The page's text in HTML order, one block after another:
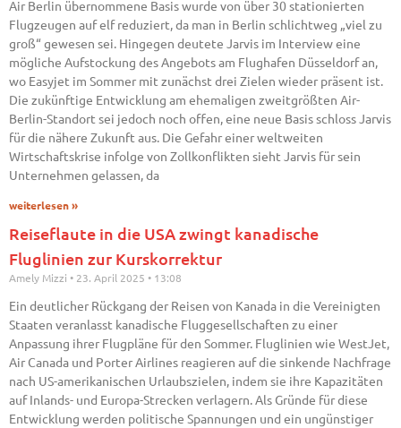
Air Berlin übernommene Basis wurde von über 30 stationierten
Flugzeugen auf elf reduziert, da man in Berlin schlichtweg „viel zu
groß“ gewesen sei. Hingegen deutete Jarvis im Interview eine
mögliche Aufstockung des Angebots am Flughafen Düsseldorf an,
wo Easyjet im Sommer mit zunächst drei Zielen wieder präsent ist.
Die zukünftige Entwicklung am ehemaligen zweitgrößten Air-
Berlin-Standort sei jedoch noch offen, eine neue Basis schloss Jarvis
für die nähere Zukunft aus. Die Gefahr einer weltweiten
Wirtschaftskrise infolge von Zollkonflikten sieht Jarvis für sein
Unternehmen gelassen, da
weiterlesen »
Reiseflaute in die USA zwingt kanadische
Fluglinien zur Kurskorrektur
Amely Mizzi 23. April 2025 13:08
Ein deutlicher Rückgang der Reisen von Kanada in die Vereinigten
Staaten veranlasst kanadische Fluggesellschaften zu einer
Anpassung ihrer Flugpläne für den Sommer. Fluglinien wie WestJet,
Air Canada und Porter Airlines reagieren auf die sinkende Nachfrage
nach US-amerikanischen Urlaubszielen, indem sie ihre Kapazitäten
auf Inlands- und Europa-Strecken verlagern. Als Gründe für diese
Entwicklung werden politische Spannungen und ein ungünstiger